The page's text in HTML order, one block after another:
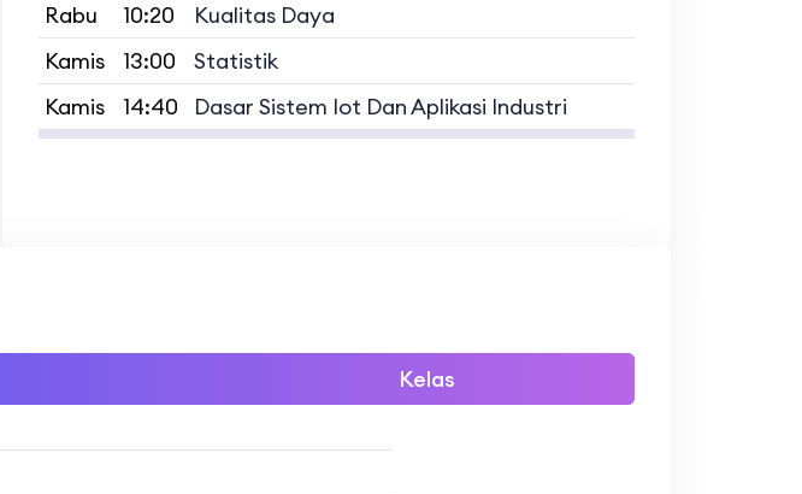
Rabu
10:20
Kualitas Daya
Kamis
13:00
Statistik
Kamis
14:40 Dasar Sistem Iot Dan Aplikasi Industri
Kelas